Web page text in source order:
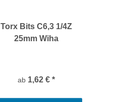
Torx Bits C6,3 1/4Z
25mm Wiha
ab 1,62 € *